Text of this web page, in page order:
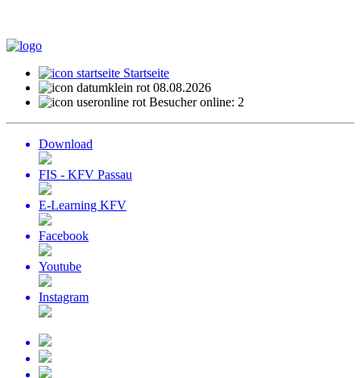
Startseite
08.08.2026
Besucher online: 2
Download
FIS - KFV Passau
E-Learning KFV
Facebook
Youtube
Instagram